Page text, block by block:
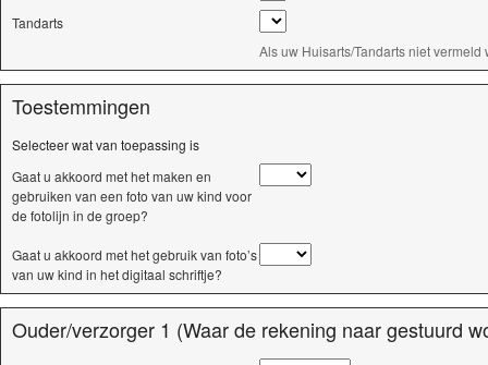
Tandarts
Als uw Huisarts/Tandarts niet
Toestemmingen
Selecteer wat van toepassing is
Gaat u akkoord met het maken en
gebruiken van een foto van uw kind voor
de fotolijn in de groep?
Gaat u akkoord met het gebruik van foto’s
van uw kind in het digitaal schriftje?
Ouder/verzorger 1 (Waar de rekening naar gestuurd